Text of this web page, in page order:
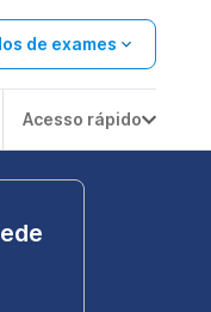
de exames
Acesso rápido